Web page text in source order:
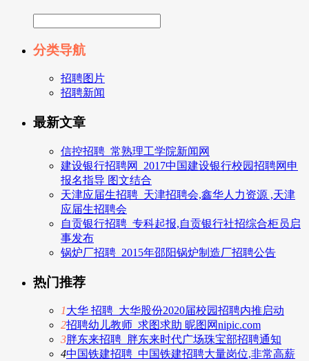
分类导航
招聘图片
招聘新闻
最新文章
信控招聘_常熟理工学院新闻网
建设银行招聘网_2017中国建设银行校园招聘网申
报名指导 图文结合
天津应届生招聘_天津招聘会,鑫华人力资源 ,天津
应届生招聘会
自贡银行招聘_专科起报,自贡银行社招综合柜员启
事发布
锅炉厂招聘_2015年邵阳锅炉制造厂招聘公告
热门推荐
1大华 招聘_大华股份2020届校园招聘内推启动
2招聘幼儿教师_求图求助 昵图网nipic.com
3胖东来招聘_胖东来时代广场珠宝部招聘通知
4中国铁建招聘_中国铁建招聘大量岗位,非常高薪